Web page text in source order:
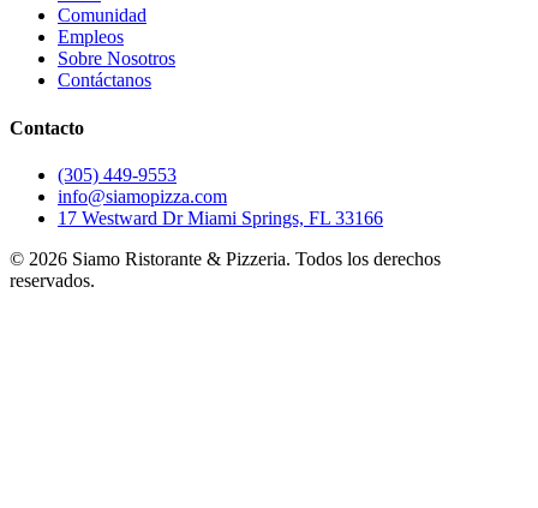
Comunidad
Empleos
Sobre Nosotros
Contáctanos
Contacto
(305) 449-9553
info@siamopizza.com
17 Westward Dr Miami Springs, FL 33166
© 2026 Siamo Ristorante & Pizzeria. Todos los derechos
reservados.